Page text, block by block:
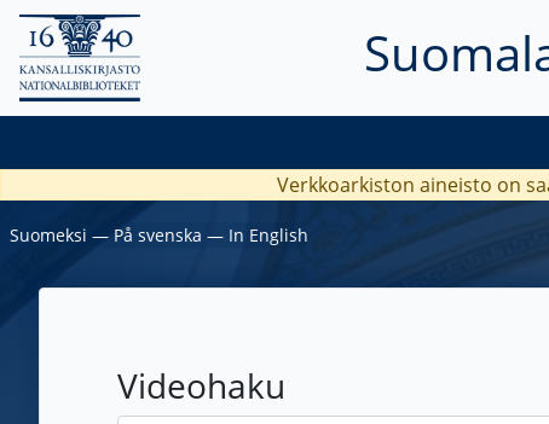
Verkkoarkiston aineisto on
Suomeksi ― På svenska ― In English
Videohaku